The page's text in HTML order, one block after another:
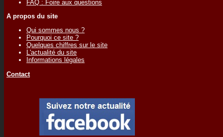
FAQ : Foire aux questions
A propos du site
Qui sommes nous ?
Pourquoi ce site ?
Quelques chiffres sur le site
L'actualité du site
Informations légales
Contact